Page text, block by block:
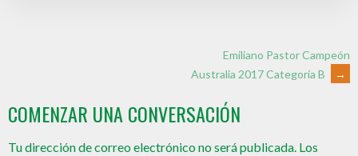
Emiliano Pastor Campeón
Australia 2017 Categoría B
→
COMENZAR UNA CONVERSACIÓN
Tu dirección de correo electrónico no será publicada. Los